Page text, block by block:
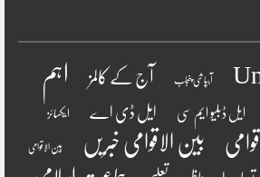
آبپاشی پنجاب آج کے کالمز
اہم
ایل ڈبلیو ایم سی ایل ڈی اے ایکسائز
بین الاقوامی خبریں بین الاقوامی